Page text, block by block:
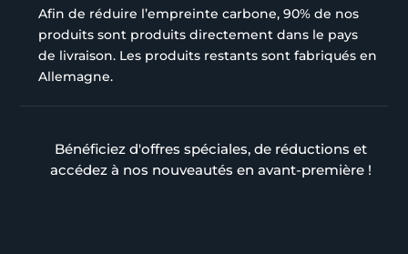
Afin de réduire l’empreinte carbone, 90% de nos
produits sont produits directement dans le pays
de livraison. Les produits restants sont fabriqués en
Allemagne.
Bénéficiez d'offres spéciales, de réductions et
accédez à nos nouveautés en avant-première !